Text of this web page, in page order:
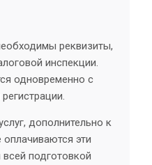
реквизиты,
инспекции.
одновременно с
дополнительно к
эти
подготовкой